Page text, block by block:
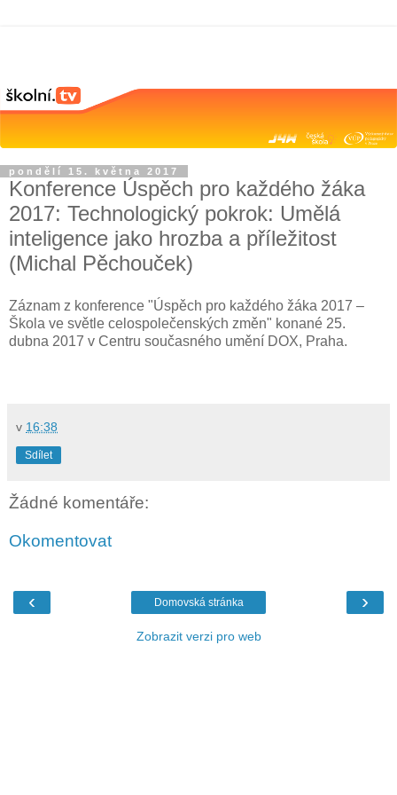
pondělí 15. května 2017
Konference Úspěch pro každého žáka
2017: Technologický pokrok: Umělá
inteligence jako hrozba a příležitost
(Michal Pěchouček)
Záznam z konference "Úspěch pro každého žáka 2017 –
Škola ve světle celospolečenských změn" konané 25.
dubna 2017 v Centru současného umění DOX, Praha.
v 16:38
Sdílet
Žádné komentáře:
Okomentovat
‹ ›
Domovská stránka
Zobrazit verzi pro web